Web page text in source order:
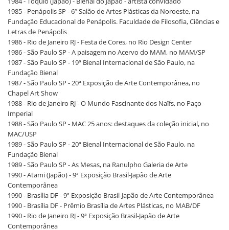
1985 - Penápolis SP - 6º Salão de Artes Plásticas da Noroeste, na
Fundação Educacional de Penápolis. Faculdade de Filosofia, Ciências e
Letras de Penápolis
1986 - Rio de Janeiro RJ - Festa de Cores, no Rio Design Center
1986 - São Paulo SP - A paisagem no Acervo do MAM, no MAM/SP
1987 - São Paulo SP - 19ª Bienal Internacional de São Paulo, na
Fundação Bienal
1987 - São Paulo SP - 20ª Exposição de Arte Contemporânea, no
Chapel Art Show
1988 - Rio de Janeiro RJ - O Mundo Fascinante dos Naïfs, no Paço
Imperial
1988 - São Paulo SP - MAC 25 anos: destaques da coleção inicial, no
MAC/USP
1989 - São Paulo SP - 20ª Bienal Internacional de São Paulo, na
Fundação Bienal
1989 - São Paulo SP - As Mesas, na Ranulpho Galeria de Arte
1990 - Atami (Japão) - 9ª Exposição Brasil-Japão de Arte
Contemporânea
1990 - Brasília DF - 9ª Exposição Brasil-Japão de Arte Contemporânea
1990 - Brasília DF - Prêmio Brasília de Artes Plásticas, no MAB/DF
1990 - Rio de Janeiro RJ - 9ª Exposição Brasil-Japão de Arte
Contemporânea